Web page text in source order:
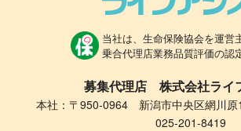
当社は、生命保険協会を運営
乗合代理店業務品質評価の認
募集代理店 株式会社ライ
本社：〒950-0964 新潟市中央区網川
025-201-8419